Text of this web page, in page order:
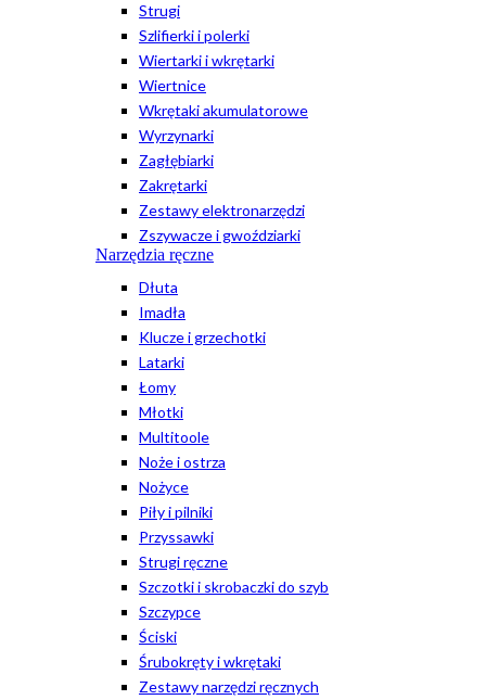
Strugi
Szlifierki i polerki
Wiertarki i wkrętarki
Wiertnice
Wkrętaki akumulatorowe
Wyrzynarki
Zagłębiarki
Zakrętarki
Zestawy elektronarzędzi
Zszywacze i gwoździarki
Narzędzia ręczne
Dłuta
Imadła
Klucze i grzechotki
Latarki
Łomy
Młotki
Multitoole
Noże i ostrza
Nożyce
Piły i pilniki
Przyssawki
Strugi ręczne
Szczotki i skrobaczki do szyb
Szczypce
Ściski
Śrubokręty i wkrętaki
Zestawy narzędzi ręcznych